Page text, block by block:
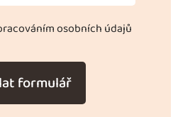
osobních údajů
formulář